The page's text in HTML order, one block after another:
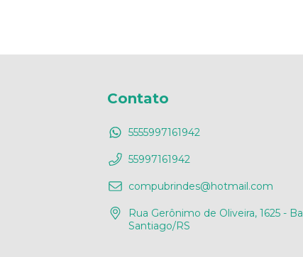
Contato
5555997161942
55997161942
compubrindes@hotmail.com
Rua Gerônimo de Oliveira, 1625 -
Santiago/RS